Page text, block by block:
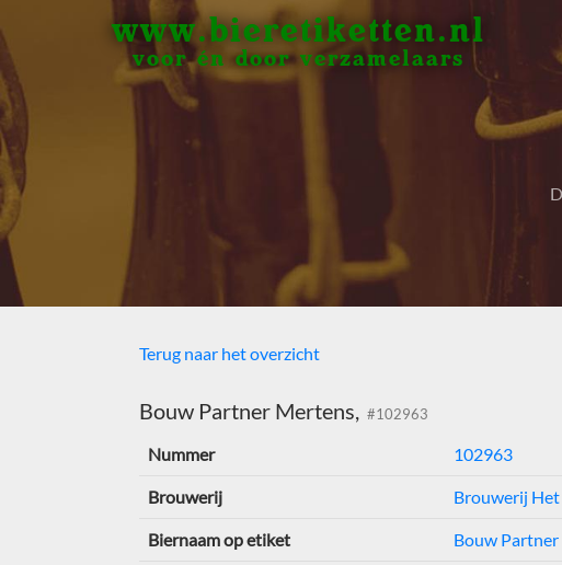
www.bieretiketten.nl
voor én door verzamelaars
Terug naar het overzicht
Bouw Partner Mertens, #102963
Nummer 102963
Brouwerij Brouwerij
Biernaam op etiket Bouw